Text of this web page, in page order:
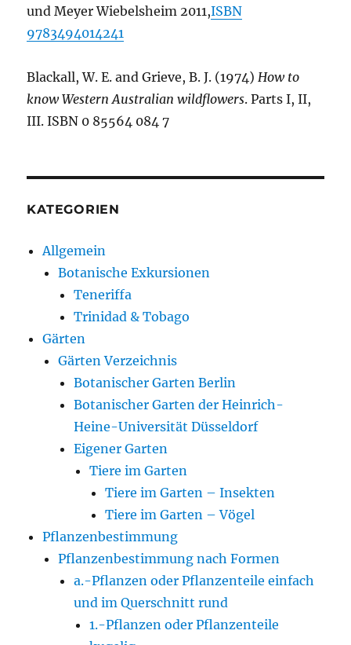
und Meyer Wiebelsheim 2011,ISBN
9783494014241
Blackall, W. E. and Grieve, B. J. (1974)How to
know Western Australian wildflowers. Parts I, II,
III. ISBN 0 85564 084 7
KATEGORIEN
Allgemein
Botanische Exkursionen
Teneriffa
Trinidad & Tobago
Gärten
Gärten Verzeichnis
Botanischer Garten Berlin
Botanischer Garten der Heinrich-
Heine-Universität Düsseldorf
Eigener Garten
Tiere im Garten
Tiere im Garten – Insekten
Tiere im Garten – Vögel
Pflanzenbestimmung
Pflanzenbestimmung nach Formen
a.-Pflanzen oder Pflanzenteile einfach
und im Querschnitt rund
1.-Pflanzen oder Pflanzenteile